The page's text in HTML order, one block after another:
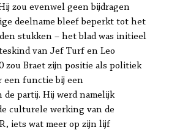
zou evenwel geen bijdragen
deelname bleef beperkt tot het
stukken – het blad was initieel
van Jef Turf en Leo
zou Braet zijn positie als politiek
een functie bij een
partij. Hij werd namelijk
culturele werking van de
iets wat meer op zijn lijf